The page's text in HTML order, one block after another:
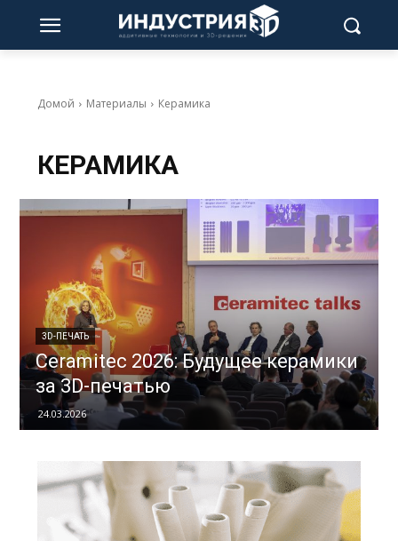
Домой Материалы Керамика
КЕРАМИКА
3D-ПЕЧАТЬ
Ceramitec 2026: Будущее керамики
за 3D-печатью
24.03.2026